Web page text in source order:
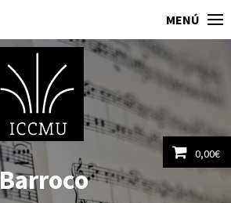
MENÚ
0,00€
Ver carrito
Barroco